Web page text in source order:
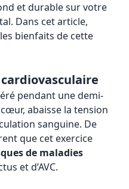
et durable sur votre
Dans cet article,
bienfaits de cette
pendant une demi-
abaisse la tension
sanguine. De
que cet exercice
de maladies
et d’AVC.